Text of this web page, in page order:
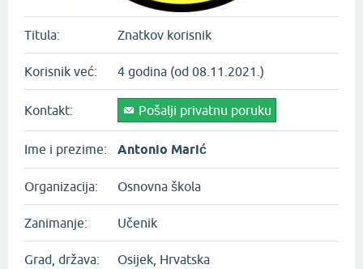
Titula: Znatkov korisnik
Korisnik već: 4 godina (od 08.11.2021.)
Kontakt: Pošalji privatnu poruku
Ime i prezime: Antonio Marić
Organizacija: Osnovna škola
Zanimanje: Učenik
Grad, država: Osijek, Hrvatska